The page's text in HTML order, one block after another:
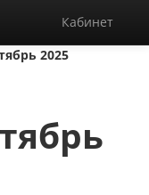
Кабинет
2025